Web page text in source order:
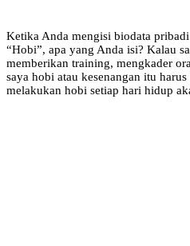
Ketika Anda mengisi biodata
“Hobi”, apa yang Anda isi? Kalau
memberikan training, mengkader
saya hobi atau kesenangan itu
melakukan hobi setiap hari hidup